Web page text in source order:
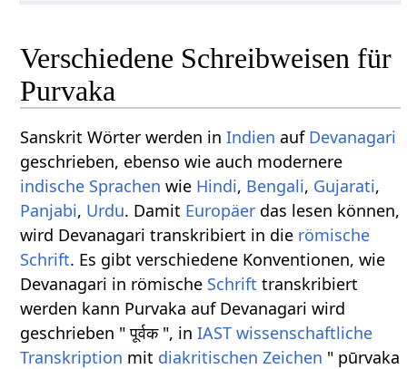
Verschiedene Schreibweisen für
Purvaka
Sanskrit Wörter werden inIndien auf Devanagari
geschrieben, ebenso wie auch modernere
indische Sprachen wie Hindi, Bengali, Gujarati,
Panjabi, Urdu. Damit Europäer das lesen können,
wird Devanagari transkribiert in die römische
Schrift. Es gibt verschiedene Konventionen, wie
Devanagari in römische Schrift transkribiert
werden kann Purvaka auf Devanagari wird
geschrieben " पूर्वक ", inIAST wissenschaftliche
Transkription mit diakritischen Zeichen " pūrvaka